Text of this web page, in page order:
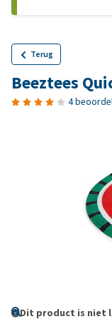
Terug
Beeztees
4
Dit product is niet